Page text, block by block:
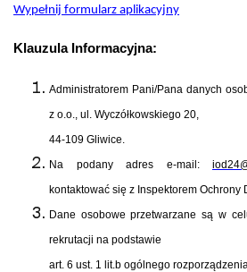
Wypełnij formularz aplikacyjny
Klauzula Informacyjna:
Administratorem Pani/Pana danych
z o.o., ul. Wyczółkowskiego 20,
44-109 Gliwice.
Na podany adres e-mail: iod24
kontaktować się z Inspektorem Ochrony
Dane osobowe przetwarzane są w
rekrutacji na podstawie
art. 6 ust. 1 lit.b ogólnego